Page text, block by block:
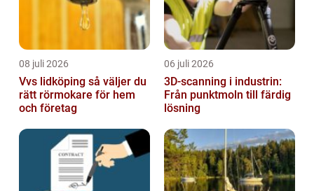
08 juli 2026
Vvs lidköping så väljer du
rätt rörmokare för hem
och företag
06 juli 2026
3D-scanning i industrin:
Från punktmoln till färdig
lösning